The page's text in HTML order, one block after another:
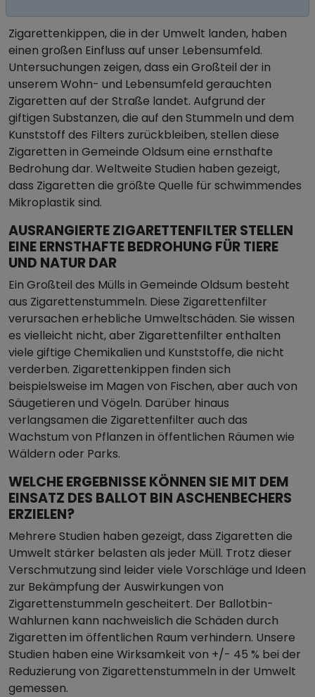
Zigarettenkippen, die in der Umwelt landen, haben
einen großen Einfluss auf unser Lebensumfeld.
Untersuchungen zeigen, dass ein Großteil der in
unserem Wohn- und Lebensumfeld gerauchten
Zigaretten auf der Straße landet. Aufgrund der
giftigen Substanzen, die auf den Stummeln und dem
Kunststoff des Filters zurückbleiben, stellen diese
Zigaretten in Gemeinde Oldsum eine ernsthafte
Bedrohung dar. Weltweite Studien haben gezeigt,
dass Zigaretten die größte Quelle für schwimmendes
Mikroplastik sind.
AUSRANGIERTE ZIGARETTENFILTER STELLEN
EINE ERNSTHAFTE BEDROHUNG FÜR TIERE
UND NATUR DAR
Ein Großteil des Mülls in Gemeinde Oldsum besteht
aus Zigarettenstummeln. Diese Zigarettenfilter
verursachen erhebliche Umweltschäden. Sie wissen
es vielleicht nicht, aber Zigarettenfilter enthalten
viele giftige Chemikalien und Kunststoffe, die nicht
verderben. Zigarettenkippen finden sich
beispielsweise im Magen von Fischen, aber auch von
Säugetieren und Vögeln. Darüber hinaus
verlangsamen die Zigarettenfilter auch das
Wachstum von Pflanzen in öffentlichen Räumen wie
Wäldern oder Parks.
WELCHE ERGEBNISSE KÖNNEN SIE MIT DEM
EINSATZ DES BALLOT BIN ASCHENBECHERS
ERZIELEN?
Mehrere Studien haben gezeigt, dass Zigaretten die
Umwelt stärker belasten als jeder Müll. Trotz dieser
Verschmutzung sind leider viele Vorschläge und Ideen
zur Bekämpfung der Auswirkungen von
Zigarettenstummeln gescheitert. Der Ballotbin-
Wahlurnen kann nachweislich die Schäden durch
Zigaretten im öffentlichen Raum verhindern. Unsere
Studien haben eine Wirksamkeit von +/- 45 % bei der
Reduzierung von Zigarettenstummeln in der Umwelt
gemessen.